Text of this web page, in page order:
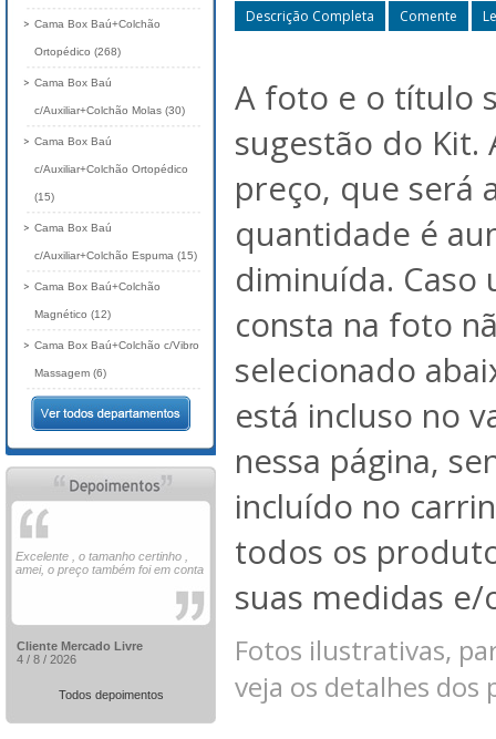
Descrição Completa Comente
A foto e o título
sugestão do Kit.
preço, que será
quantidade é
diminuída.
consta na foto
selecionado
está incluso no
nessa página,
incluído no
todos os
suas medidas e/
Fotos ilustrativas,
veja os detalhes dos
Cama Box Baú+Colchão
Ortopédico (268)
Cama Box Baú
c/Auxiliar+Colchão Molas (30)
Cama Box Baú
c/Auxiliar+Colchão Ortopédico
(15)
Cama Box Baú
c/Auxiliar+Colchão Espuma (15)
Cama Box Baú+Colchão
Magnético (12)
Cama Box Baú+Colchão c/Vibro
Massagem (6)
Excelente , o tamanho certinho ,
amei, o preço também foi em conta
Cliente Mercado Livre
4 / 8 / 2026
Todos depoimentos